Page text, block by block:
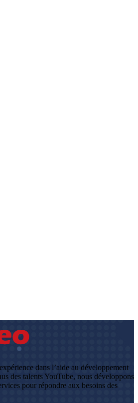
dans l’aide au développement
des talents YouTube, nous développons
pour répondre aux besoins des